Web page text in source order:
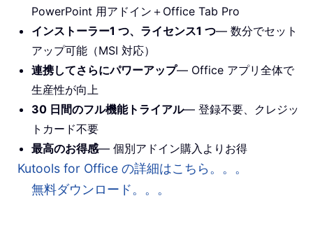
PowerPoint 用アドイン＋Office Tab Pro
インストーラー1 つ、ライセンス1 つ— 数分でセット
アップ可能（MSI 対応）
連携してさらにパワーアップ— Office アプリ全体で
生産性が向上
30 日間のフル機能トライアル— 登録不要、クレジッ
トカード不要
最高のお得感— 個別アドイン購入よりお得
Kutools for Office の詳細はこちら。。。
無料ダウンロード。。。